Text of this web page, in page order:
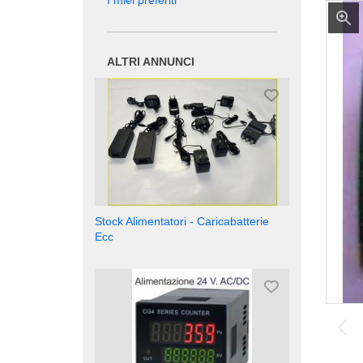
ALTRI ANNUNCI
Stock Alimentatori - Caricabatterie
Ecc